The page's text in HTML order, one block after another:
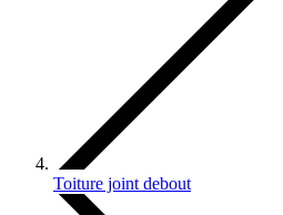
Toiture joint debout